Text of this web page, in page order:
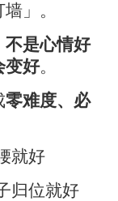
」。
不是心情好
变好。
零难度、必
就好
归位就好